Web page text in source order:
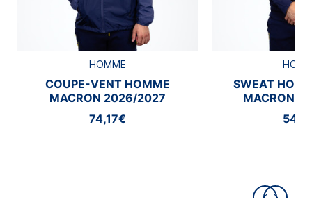
HOMME
COUPE-VENT HOMME
MACRON 2026/2027
74,17€
SWEAT
MACRON